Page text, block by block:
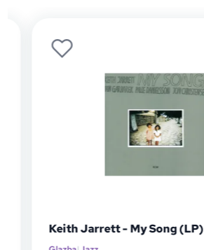
Keith Jarrett - My Song (LP)